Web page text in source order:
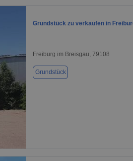
Grundstück zu verkaufen in
Freiburg im Breisgau, 79108
Grundstück